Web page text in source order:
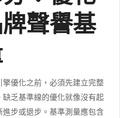
聲譽基
優化之前，必須先建立完整
乏基準線的優化就像沒有起
步或退步。基準測量應包含